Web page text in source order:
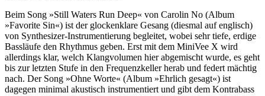
Beim Song »Still Waters Run Deep« von Carolin No (Album
»Favorite Sin«) ist der glockenklare Gesang (diesmal auf englisch)
von Synthesizer-Instrumentierung begleitet, wobei sehr tiefe, erdige
Bassläufe den Rhythmus geben. Erst mit dem MiniVee X wird
allerdings klar, welch Klangvolumen hier abgemischt wurde, es geht
bis zur letzten Stufe in den Frequenzkeller herab und federt mächtig
nach. Der Song »Ohne Worte« (Album »Ehrlich gesagt«) ist
dagegen minimal akustisch instrumentiert und gibt dem Kontrabass